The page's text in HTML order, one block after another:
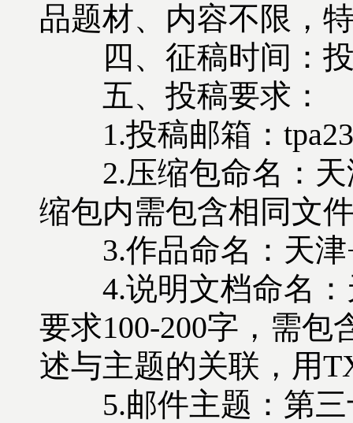
品题材、内容不限，
四、征稿时间：投
五、投稿要求：
1.投稿邮箱：
2.压缩包命名：天
缩包内需包含相同文
3.作品命名：天津
4.说明文档命名：
要求100-200字，需
述与主题的关联，用
5.邮件主题：第三